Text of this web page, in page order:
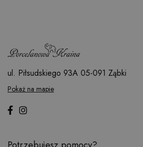
ul. Piłsudskiego 93A 05-091 Ząbki
Pokaż na mapie